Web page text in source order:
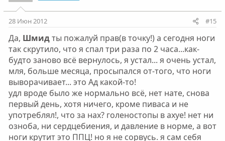
28 Июн 2012 #15
Да, Шмидты пожалуй прав(в точку!) а сегодня ноги
так скрутило, что я спал три раза по 2 часа...как-
будто заново всё вернулось, я устал... я очень устал,
мля, больше месяца, просыпался от-того, что ноги
выворачивает... это Ад какой-то!
удл вроде было же нормально всё, нет нате, снова
первый день, хотя ничего, кроме пиваса и не
употреблял!, что за нах? голеностопы в ахуе! нет ни
озноба, ни сердцебиения, и давление в норме, а вот
ноги крутит это ППЦ! но я не сорвусь. я сам себя